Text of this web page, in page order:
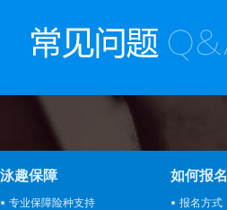
泳趣保障
专业保障险种支持
如何报名
报名方式